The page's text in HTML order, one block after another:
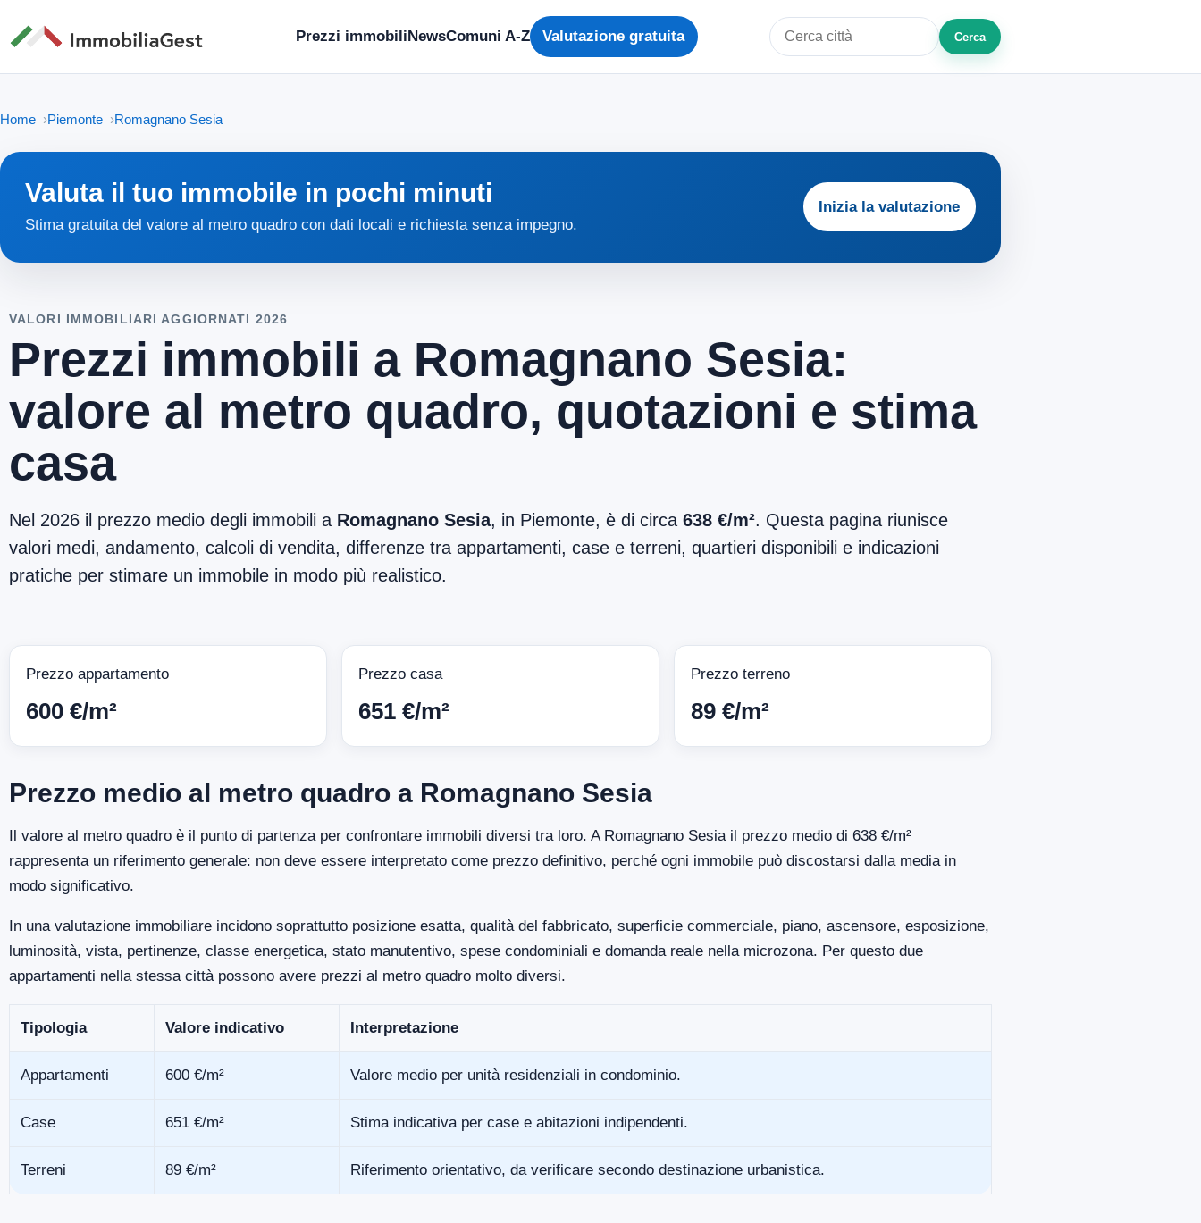
Prezzi immobiliNewsComuni A-Z Valutazione gratuita
Cerca città o zona
Cerca
Home Piemonte Romagnano Sesia
Valuta il tuo immobile in pochi minuti
Stima gratuita del valore al metro quadro con dati locali e richiesta senza impegno.
Inizia la valutazione
VALORI IMMOBILIARI AGGIORNATI 2026
Prezzi immobili a Romagnano Sesia:
valore al metro quadro, quotazioni e stima
casa
Nel 2026 il prezzo medio degli immobili a Romagnano Sesia, in Piemonte, è di circa 638 €/m². Questa pagina riunisce
valori medi, andamento, calcoli di vendita, differenze tra appartamenti, case e terreni, quartieri disponibili e indicazioni
pratiche per stimare un immobile in modo più realistico.
Prezzo appartamento
600 €/m²
Prezzo casa
651 €/m²
Prezzo terreno
89 €/m²
Prezzo medio al metro quadro a Romagnano Sesia
Il valore al metro quadro è il punto di partenza per confrontare immobili diversi tra loro. A Romagnano Sesia il prezzo medio di 638 €/m²
rappresenta un riferimento generale: non deve essere interpretato come prezzo definitivo, perché ogni immobile può discostarsi dalla media in
modo significativo.
In una valutazione immobiliare incidono soprattutto posizione esatta, qualità del fabbricato, superficie commerciale, piano, ascensore, esposizione,
luminosità, vista, pertinenze, classe energetica, stato manutentivo, spese condominiali e domanda reale nella microzona. Per questo due
appartamenti nella stessa città possono avere prezzi al metro quadro molto diversi.
Tipologia Valore indicativo Interpretazione
Appartamenti 600 €/m² Valore medio per unità residenziali in condominio.
Case 651 €/m² Stima indicativa per case e abitazioni indipendenti.
Terreni 89 €/m² Riferimento orientativo, da verificare secondo destinazione urbanistica.